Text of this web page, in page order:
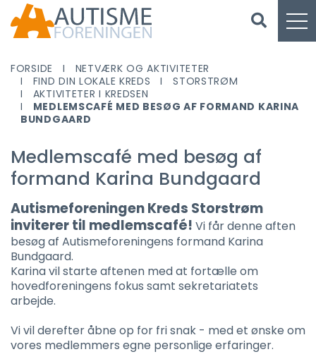
FORSIDE
NETVÆRK OG AKTIVITETER
FIND DIN LOKALE KREDS
STORSTRØM
AKTIVITETER I KREDSEN
MEDLEMSCAFÉ MED BESØG AF FORMAND KARINA
BUNDGAARD
Medlemscafé med besøg af
formand Karina Bundgaard
Autismeforeningen Kreds Storstrøm
inviterer til medlemscafé! Vi får denne aften
besøg af Autismeforeningens formand Karina
Bundgaard.
Karina vil starte aftenen med at fortælle om
hovedforeningens fokus samt sekretariatets
arbejde.
Vi vil derefter åbne op for fri snak - med et ønske om
vores medlemmers egne personlige erfaringer.